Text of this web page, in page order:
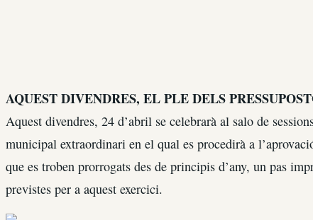
AQUEST DIVENDRES, EL PLE DELS
Aquest divendres, 24 d’abril se celebrarà al salo de
municipal extraordinari en el qual es procedirà a
que es troben prorrogats des de principis d’any, un pas
previstes per a aquest exercici.